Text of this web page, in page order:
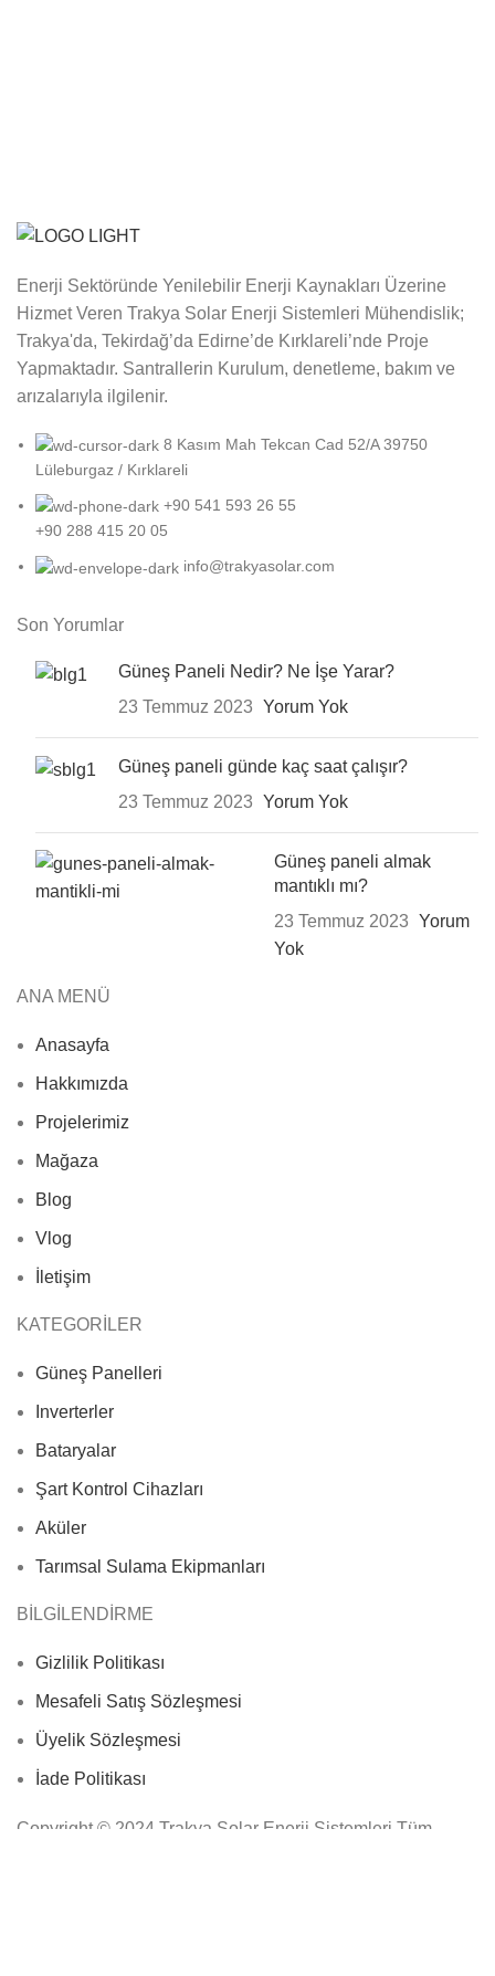
Enerji Sektöründe Yenilebilir Enerji Kaynakları Üzerine
Hizmet Veren Trakya Solar Enerji Sistemleri Mühendislik;
Trakya'da, Tekirdağ’da Edirne’de Kırklareli’nde Proje
Yapmaktadır. Santrallerin Kurulum, denetleme, bakım ve
arızalarıyla ilgilenir.
8 Kasım Mah Tekcan Cad 52/A 39750
Lüleburgaz / Kırklareli
+90 541 593 26 55
+90 288 415 20 05
info@trakyasolar.com
Son Yorumlar
Güneş Paneli Nedir? Ne İşe Yarar?
23 Temmuz 2023 Yorum Yok
Güneş paneli günde kaç saat çalışır?
23 Temmuz 2023 Yorum Yok
Güneş paneli almak
mantıklı mı?
23 Temmuz 2023 Yorum
Yok
ANA MENÜ
Anasayfa
Hakkımızda
Projelerimiz
Mağaza
Blog
Vlog
İletişim
KATEGORİLER
Güneş Panelleri
Inverterler
Bataryalar
Şart Kontrol Cihazları
Aküler
Tarımsal Sulama Ekipmanları
BİLGİLENDİRME
Gizlilik Politikası
Mesafeli Satış Sözleşmesi
Üyelik Sözleşmesi
İade Politikası
Copyright © 2024 Trakya Solar Enerji Sistemleri Tüm